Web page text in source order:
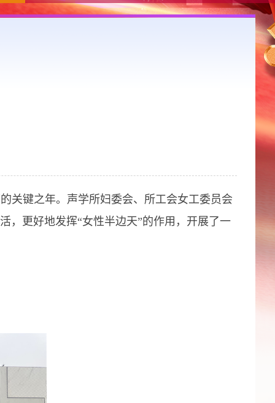
键之年。声学所妇委会、所工会女工委员会
，更好地发挥“女性半边天”的作用，开展了一